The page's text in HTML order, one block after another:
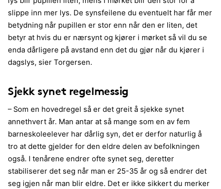
slippe inn mer lys. De synsfeilene du eventuelt har får mer
betydning når pupillen er stor enn når den er liten, det
betyr at hvis du er nærsynt og kjører i mørket så vil du se
enda dårligere på avstand enn det du gjør når du kjører i
dagslys, sier Torgersen.
Sjekk synet regelmessig
– Som en hovedregel så er det greit å sjekke synet
annethvert år. Man antar at så mange som en av fem
barneskoleelever har dårlig syn, det er derfor naturlig å
tro at dette gjelder for den eldre delen av befolkningen
også. I tenårene endrer ofte synet seg, deretter
stabiliserer det seg når man er 25-35 år og så endrer det
seg igjen når man blir eldre. Det er ikke sikkert du merker